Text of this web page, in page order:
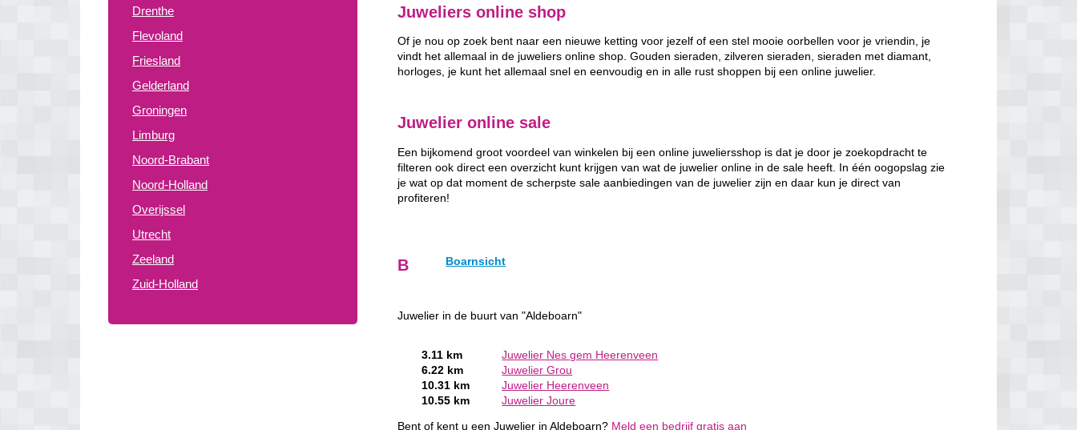
Drenthe
Flevoland
Friesland
Gelderland
Groningen
Limburg
Noord-Brabant
Noord-Holland
Overijssel
Utrecht
Zeeland
Zuid-Holland
Juweliers online shop
Of je nou op zoek bent naar een nieuwe ketting voor jezelf of een stel mooie oorbellen voor je vriendin, je
vindt het allemaal in de juweliers online shop. Gouden sieraden, zilveren sieraden, sieraden met diamant,
horloges, je kunt het allemaal snel en eenvoudig en in alle rust shoppen bij een online juwelier.
Juwelier online sale
Een bijkomend groot voordeel van winkelen bij een online juweliersshop is dat je door je zoekopdracht te
filteren ook direct een overzicht kunt krijgen van wat de juwelier online in de sale heeft. In één oogopslag zie
je wat op dat moment de scherpste sale aanbiedingen van de juwelier zijn en daar kun je direct van
profiteren!
B Boarnsicht
Juwelier in de buurt van "Aldeboarn"
3.11 km
Juwelier Nes gem Heerenveen
6.22 km
Juwelier Grou
10.31 km
Juwelier Heerenveen
10.55 km
Juwelier Joure
Bent of kent u een Juwelier in Aldeboarn? Meld een bedrijf gratis aan